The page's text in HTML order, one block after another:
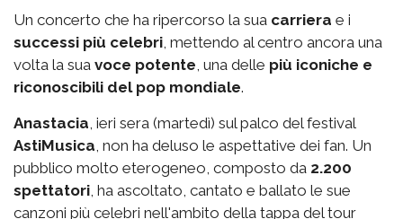
Un concerto che ha ripercorso la sua carriera e i
successi più celebri , mettendo al centro ancora una
volta la sua voce potente , una delle più iconiche e
riconoscibili del pop mondiale.
Anastacia , ieri sera (martedì) sul palco del festival
AstiMusica , non ha deluso le aspettative dei fan. Un
pubblico molto eterogeneo, composto da 2.200
spettatori , ha ascoltato, cantato e ballato le sue
canzoni più celebri nell'ambito della tappa del tour